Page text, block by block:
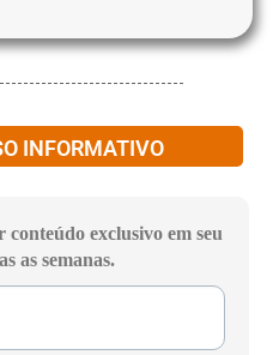
INFORMATIVO
exclusivo em seu
as semanas.